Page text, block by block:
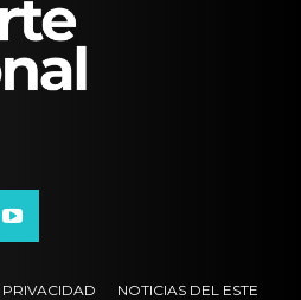
NOTICIAS DEL ESTE